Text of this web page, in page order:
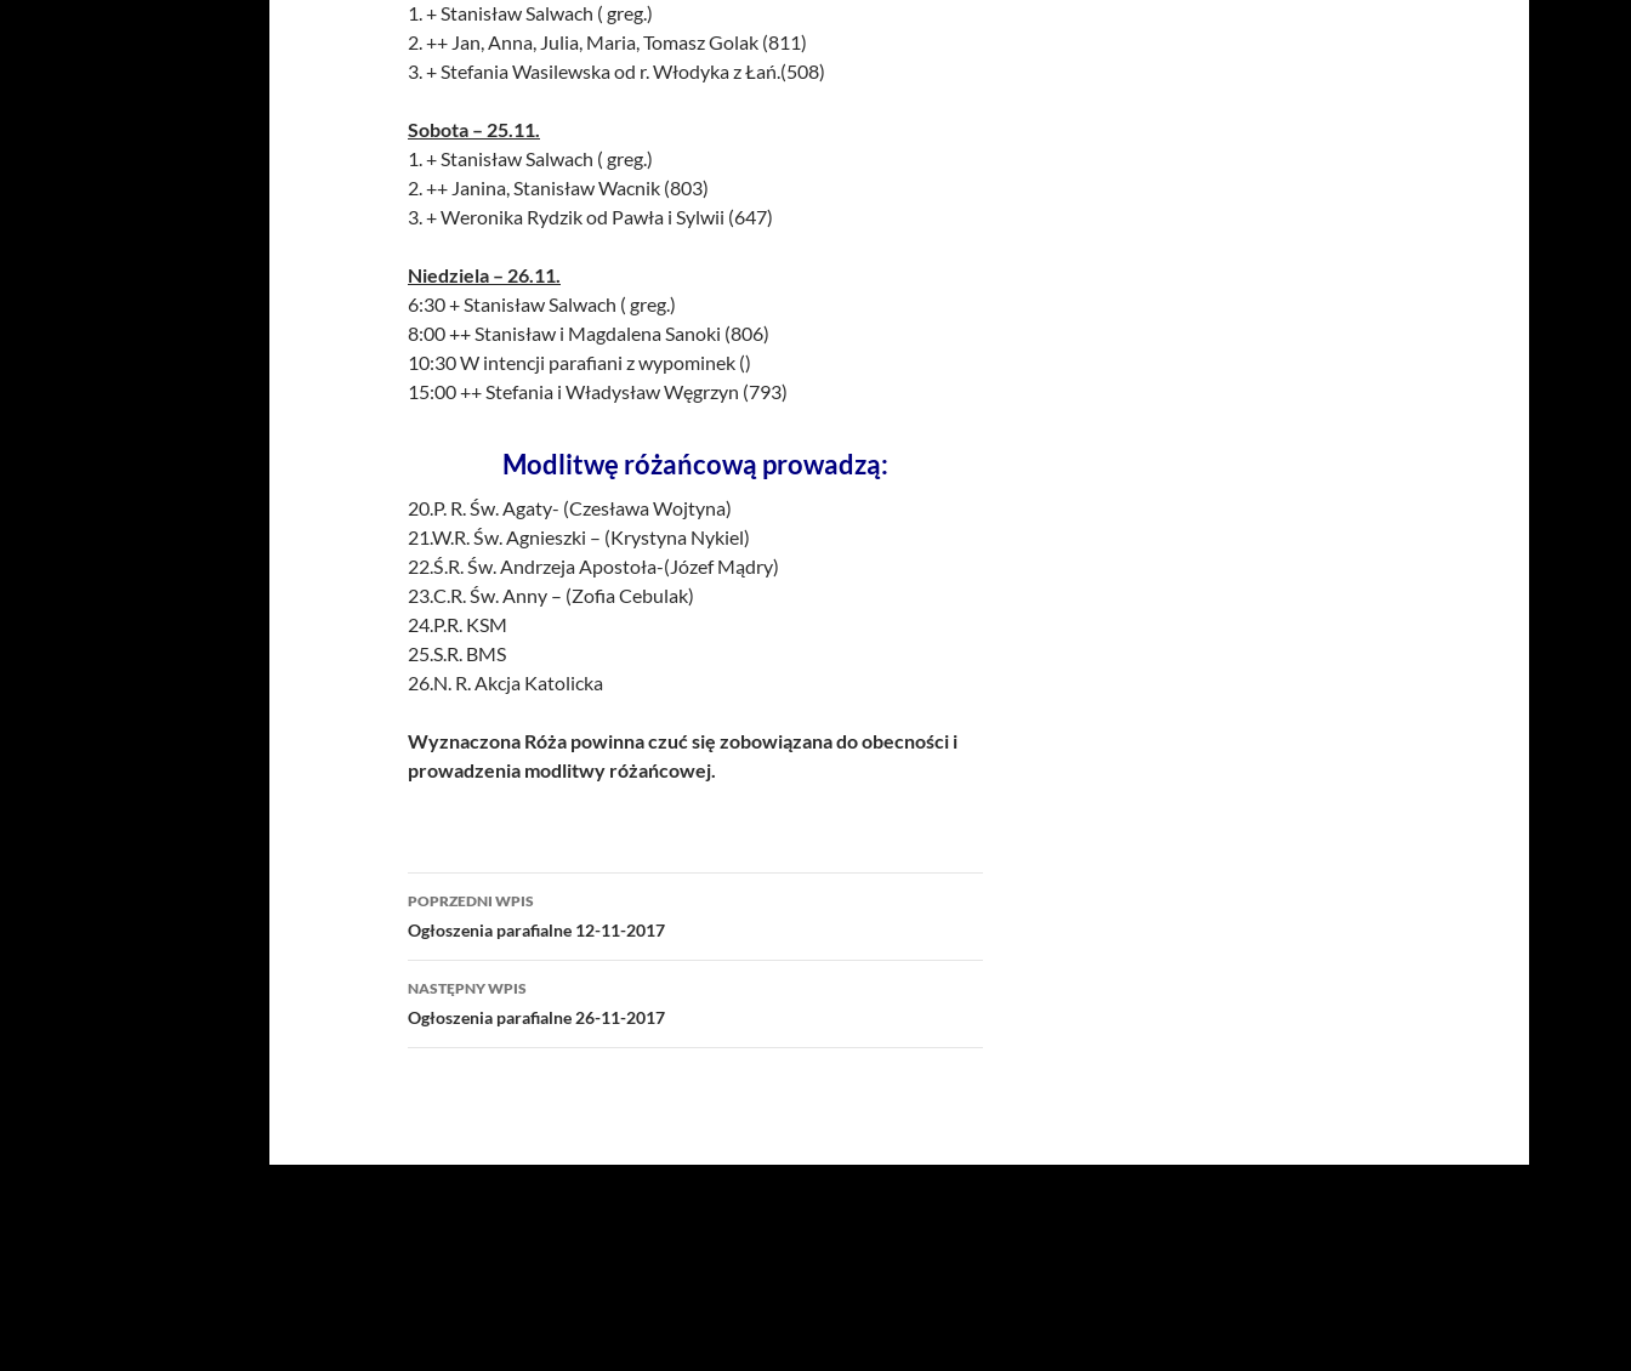
1. + Stanisław Salwach ( greg.)
2. ++ Jan, Anna, Julia, Maria, Tomasz Golak (811)
3. + Stefania Wasilewska od r. Włodyka z Łań.(508)
Sobota – 25.11.
1. + Stanisław Salwach ( greg.)
2. ++ Janina, Stanisław Wacnik (803)
3. + Weronika Rydzik od Pawła i Sylwii (647)
Niedziela – 26.11.
6:30 + Stanisław Salwach ( greg.)
8:00 ++ Stanisław i Magdalena Sanoki (806)
10:30 W intencji parafiani z wypominek ()
15:00 ++ Stefania i Władysław Węgrzyn (793)
Modlitwę różańcową prowadzą:
20.P. R. Św. Agaty- (Czesława Wojtyna)
21.W.R. Św. Agnieszki – (Krystyna Nykiel)
22.Ś.R. Św. Andrzeja Apostoła-(Józef Mądry)
23.C.R. Św. Anny – (Zofia Cebulak)
24.P.R. KSM
25.S.R. BMS
26.N. R. Akcja Katolicka
Wyznaczona Róża powinna czuć się zobowiązana do obecności i
prowadzenia modlitwy różańcowej.
Nawigacja
wpisu
POPRZEDNI WPIS
Ogłoszenia parafialne 12-11-2017
NASTĘPNY WPIS
Ogłoszenia parafialne 26-11-2017